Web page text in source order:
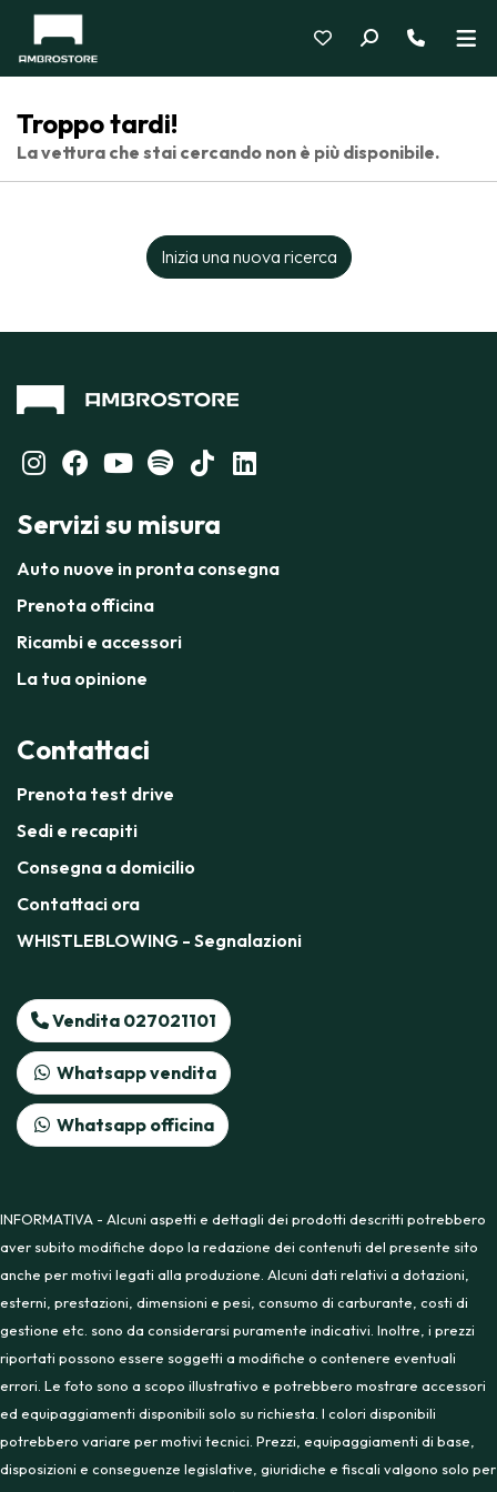
Troppo tardi!
La vettura che stai cercando non è più disponibile.
Inizia una nuova ricerca
Servizi su misura
Auto nuove in pronta consegna
Prenota officina
Ricambi e accessori
La tua opinione
Contattaci
Prenota test drive
Sedi e recapiti
Consegna a domicilio
Contattaci ora
WHISTLEBLOWING - Segnalazioni
Vendita 027021101
Whatsapp vendita
Whatsapp officina
INFORMATIVA - Alcuni aspetti e dettagli dei prodotti descritti potrebbero
aver subito modifiche dopo la redazione dei contenuti del presente sito
anche per motivi legati alla produzione. Alcuni dati relativi a dotazioni,
esterni, prestazioni, dimensioni e pesi, consumo di carburante, costi di
gestione etc. sono da considerarsi puramente indicativi. Inoltre, i prezzi
riportati possono essere soggetti a modifiche o contenere eventuali
errori. Le foto sono a scopo illustrativo e potrebbero mostrare accessori
ed equipaggiamenti disponibili solo su richiesta. I colori disponibili
potrebbero variare per motivi tecnici. Prezzi, equipaggiamenti di base,
disposizioni e conseguenze legislative, giuridiche e fiscali valgono solo per